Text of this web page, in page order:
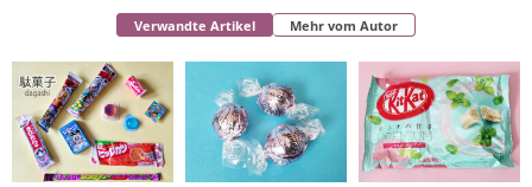
Verwandte Artikel Mehr vom Autor